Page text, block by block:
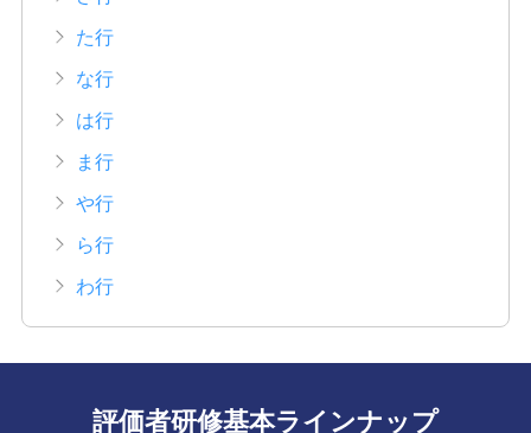
た行
な行
は行
ま行
や行
ら行
わ行
評価者研修基本ラインナップ